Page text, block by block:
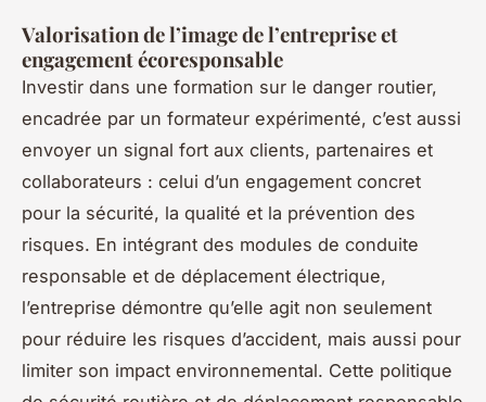
Valorisation de l’image de l’entreprise et
engagement écoresponsable
Investir dans une formation sur le danger routier,
encadrée par un formateur expérimenté, c’est aussi
envoyer un signal fort aux clients, partenaires et
collaborateurs : celui d’un engagement concret
pour la sécurité, la qualité et la prévention des
risques. En intégrant des modules de conduite
responsable et de déplacement électrique,
l’entreprise démontre qu’elle agit non seulement
pour réduire les risques d’accident, mais aussi pour
limiter son impact environnemental. Cette politique